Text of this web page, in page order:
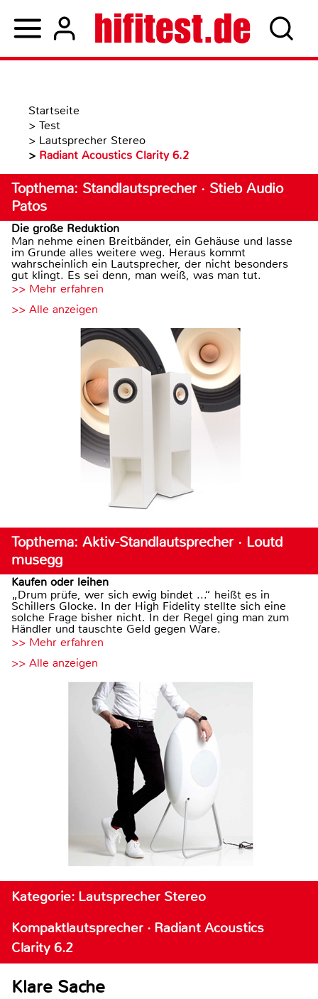
Startseite
> Test
> Lautsprecher Stereo
> Radiant Acoustics Clarity 6.2
Topthema: Standlautsprecher · Stieb Audio
Patos
Die große Reduktion
Man nehme einen Breitbänder, ein Gehäuse und lasse
im Grunde alles weitere weg. Heraus kommt
wahrscheinlich ein Lautsprecher, der nicht besonders
gut klingt. Es sei denn, man weiß, was man tut.
>> Mehr erfahren
>> Alle anzeigen
Topthema: Aktiv-Standlautsprecher · Loutd
musegg
Kaufen oder leihen
„Drum prüfe, wer sich ewig bindet ...“ heißt es in
Schillers Glocke. In der High Fidelity stellte sich eine
solche Frage bisher nicht. In der Regel ging man zum
Händler und tauschte Geld gegen Ware.
>> Mehr erfahren
>> Alle anzeigen
Kategorie: Lautsprecher Stereo
Kompaktlautsprecher · Radiant Acoustics
Clarity 6.2
Klare Sache